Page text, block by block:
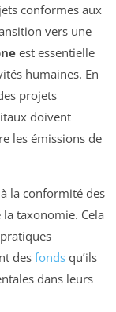
conformes aux
vers une
est essentielle
humaines. En
projets
doivent
les émissions de
la conformité des
taxonomie. Cela
des fonds qu’ils
dans leurs